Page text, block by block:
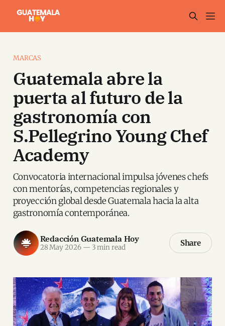
MARCAS
Guatemala abre la
puerta al futuro de la
gastronomía con
S.Pellegrino Young Chef
Academy
Convocatoria internacional impulsa jóvenes chefs
con mentorías, competencias regionales y
proyección global desde Guatemala hacia la alta
gastronomía contemporánea.
Redacción Guatemala Hoy
28 May 2026 — 3 min read Share